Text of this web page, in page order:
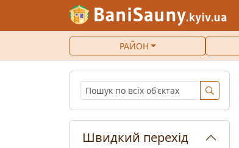
РАЙОН
Швидкий перехід